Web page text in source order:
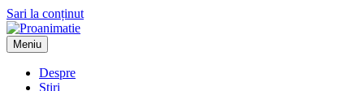
Sari la conținut
Proanimatie
Stiri despre filme de animatie
Meniu
Despre
Stiri